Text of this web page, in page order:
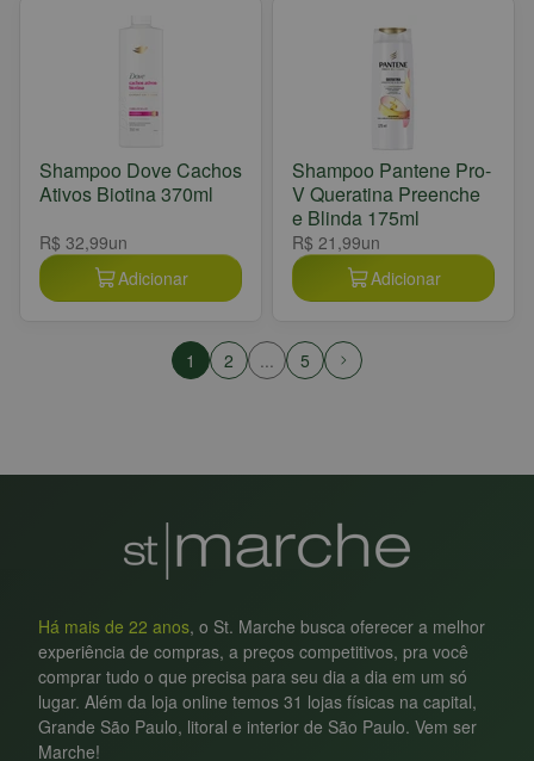
Shampoo Dove Cachos
Ativos Biotina 370ml
R$ 32,99un
Adicionar
Shampoo Pantene Pro-
V Queratina Preenche
e Blinda 175ml
R$ 21,99un
Adicionar
1 2 ... 5
Há mais de 22 anos, o St. Marche busca oferecer a melhor
experiência de compras, a preços competitivos, pra você
comprar tudo o que precisa para seu dia a dia em um só
lugar. Além da loja online temos 31 lojas físicas na capital,
Grande São Paulo, litoral e interior de São Paulo. Vem ser
Marche!